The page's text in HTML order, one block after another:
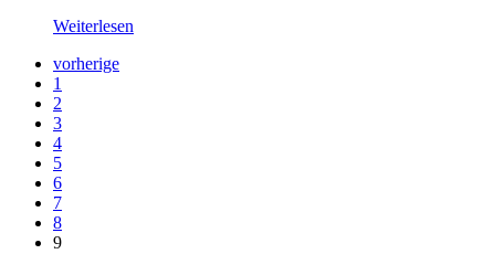
Weiterlesen
vorherige
1
2
3
4
5
6
7
8
9